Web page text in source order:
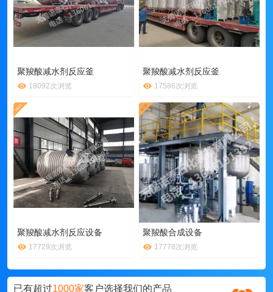
聚羧酸减水剂反应釜
18092次浏览
聚羧酸减水剂反应釜
17586次浏览
聚羧酸减水剂反应设备
17729次浏览
聚羧酸合成设备
17778次浏览
已有超过1000家客户选择我们的产品